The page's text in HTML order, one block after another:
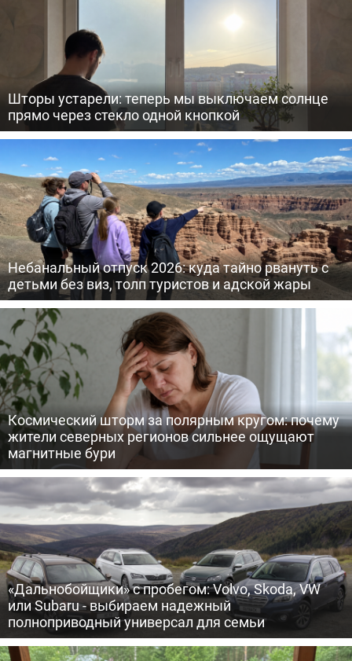
Шторы устарели: теперь мы выключаем солнце
прямо через стекло одной кнопкой
Небанальный отпуск 2026: куда тайно рвануть с
детьми без виз, толп туристов и адской жары
Космический шторм за полярным кругом: почему
жители северных регионов сильнее ощущают
магнитные бури
«Дальнобойщики» с пробегом: Volvo, Skoda, VW
или Subaru - выбираем надежный
полноприводный универсал для семьи